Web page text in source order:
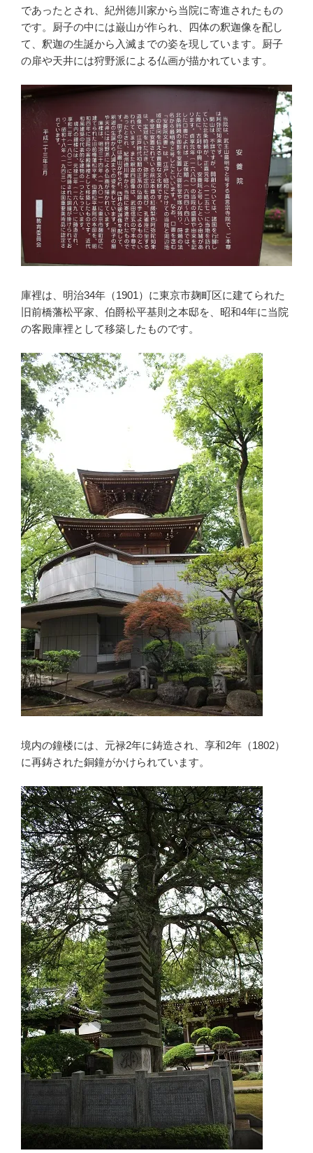
であったとされ、紀州徳川家から当院に寄進されたもの
です。厨子の中には巌山が作られ、四体の釈迦像を配し
て、釈迦の生誕から入滅までの姿を現しています。厨子
の扉や天井には狩野派による仏画が描かれています。
庫裡は、明治34年（1901）に東京市麹町区に建てられた
旧前橋藩松平家、伯爵松平基則之本邸を、昭和4年に当院
の客殿庫裡として移築したものです。
境内の鐘楼には、元禄2年に鋳造され、享和2年（1802）
に再鋳された銅鐘がかけられています。